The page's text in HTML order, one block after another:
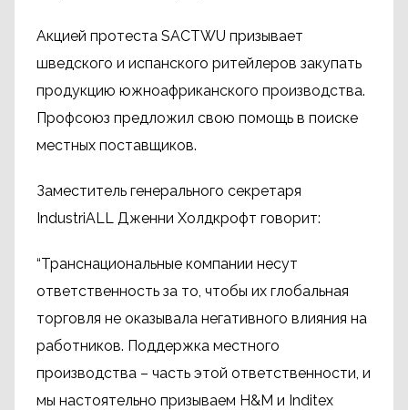
Акцией протеста SACTWU призывает
шведского и испанского ритейлеров закупать
продукцию южноафриканского производства.
Профсоюз предложил свою помощь в поиске
местных поставщиков.
Заместитель генерального секретаря
IndustriALL Дженни Холдкрофт говорит:
“Транснациональные компании несут
ответственность за то, чтобы их глобальная
торговля не оказывала негативного влияния на
работников. Поддержка местного
производства – часть этой ответственности, и
мы настоятельно призываем H&M и Inditex